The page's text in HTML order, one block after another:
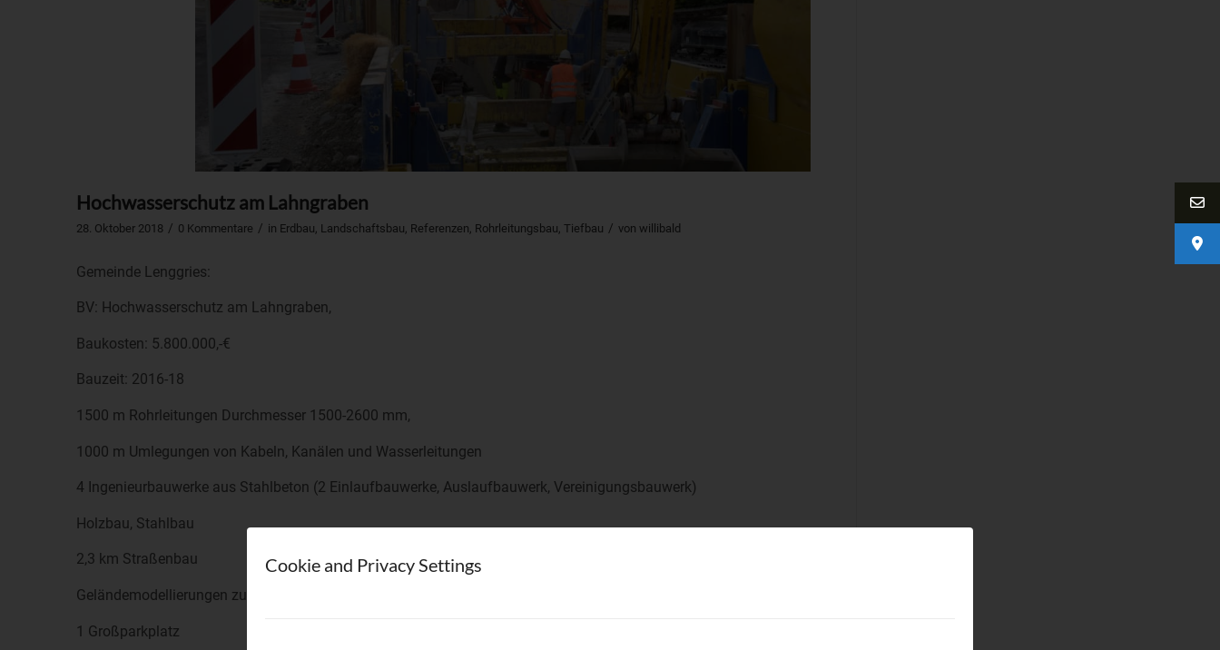
Cookie and Privacy Settings
Hochwasserschutz am Lahngraben
28. Oktober 2018 / 0 Kommentare / in Erdbau, Landschaftsbau, Referenzen, Rohrleitungsbau, Tiefbau / von willibald
Gemeinde Lenggries:
BV: Hochwasserschutz am Lahngraben,
Baukosten: 5.800.000,-€
Bauzeit: 2016-18
1500 m Rohrleitungen Durchmesser 1500-2600 mm,
1000 m Umlegungen von Kabeln, Kanälen und Wasserleitungen
4 Ingenieurbauwerke aus Stahlbeton (2 Einlaufbauwerke, Auslaufbauwerk, Vereinigungsbauwerk)
Holzbau, Stahlbau
2,3 km Straßenbau
Geländemodellierungen zum großräumigen Hochwasserabfluss
1 Großparkplatz